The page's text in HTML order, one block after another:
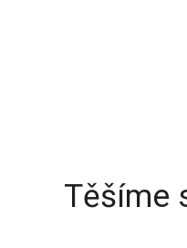
Těšíme